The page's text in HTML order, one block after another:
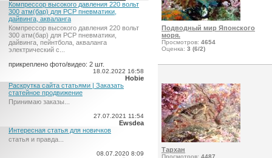
Компрессор высокого давления 220 вольт
300 атм(бар) для PCP пневматики,
дайвинга, акваланга
Компрессор высокого давления 220 вольт
300 атм(бар) для PCP пневматики,
дайвинга, пейнтбола, акваланга
электрический c...
прикреплено фото/видео: 2 шт.
18.02.2022 16:58
Hobie
Раскрутка сайта статьями | Заказать
статейное продвижение
Принимаю заказы...
27.07.2021 11:54
Ewsdea
Интересная статья для новичков
статья и правда...
08.07.2020 8:09
Подводный мир Японского
моря.
Просмотров: 4654
Оценка: 3 (6/2)
Тархан
Просмотров: 4487